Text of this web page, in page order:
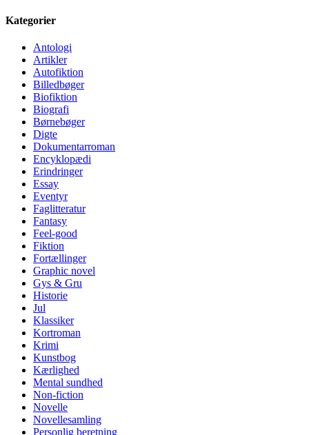
Kategorier
Antologi
Artikler
Autofiktion
Billedbøger
Biofiktion
Biografi
Børnebøger
Digte
Dokumentarroman
Encyklopædi
Erindringer
Essay
Eventyr
Faglitteratur
Fantasy
Feel-good
Fiktion
Fortællinger
Graphic novel
Gys & Gru
Historie
Jul
Klassiker
Kortroman
Krimi
Kunstbog
Kærlighed
Mental sundhed
Non-fiction
Novelle
Novellesamling
Personlig beretning